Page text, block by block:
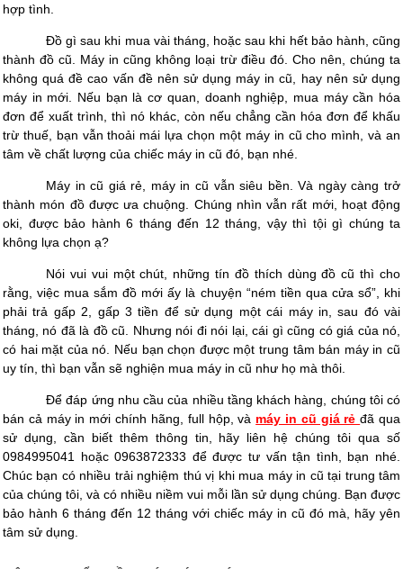
hợp tình.
Đồ gì sau khi mua vài tháng, hoặc sau khi hết bảo hành, cũng
thành đồ cũ. Máy in cũng không loại trừ điều đó. Cho nên, chúng ta
không quá đề cao vấn đề nên sử dụng máy in cũ, hay nên sử dụng
máy in mới. Nếu bạn là cơ quan, doanh nghiệp, mua máy cần hóa
đơn để xuất trình, thì nó khác, còn nếu chẳng cần hóa đơn để khấu
trừ thuế, bạn vẫn thoải mái lựa chọn một máy in cũ cho mình, và an
tâm về chất lượng của chiếc máy in cũ đó, bạn nhé.
Máy in cũ giá rẻ, máy in cũ vẫn siêu bền. Và ngày càng trở
thành món đồ được ưa chuộng. Chúng nhìn vẫn rất mới, hoạt động
oki, được bảo hành 6 tháng đến 12 tháng, vậy thì tội gì chúng ta
không lựa chọn ạ?
Nói vui vui một chút, những tín đồ thích dùng đồ cũ thì cho
rằng, việc mua sắm đồ mới ấy là chuyện “ném tiền qua cửa sổ”, khi
phải trả gấp 2, gấp 3 tiền để sử dụng một cái máy in, sau đó vài
tháng, nó đã là đồ cũ. Nhưng nói đi nói lại, cái gì cũng có giá của nó,
có hai mặt của nó. Nếu bạn chọn được một trung tâm bán máy in cũ
uy tín, thì bạn vẫn sẽ nghiện mua máy in cũ như họ mà thôi.
Để đáp ứng nhu cầu của nhiều tầng khách hàng, chúng tôi có
bán cả máy in mới chính hãng, full hộp, và máy in cũ giá rẻđã qua
sử dụng, cần biết thêm thông tin, hãy liên hệ chúng tôi qua số
0984995041 hoặc 0963872333 để được tư vấn tận tình, bạn nhé.
Chúc bạn có nhiều trải nghiệm thú vị khi mua máy in cũ tại trung tâm
của chúng tôi, và có nhiều niềm vui mỗi lần sử dụng chúng. Bạn được
bảo hành 6 tháng đến 12 tháng với chiếc máy in cũ đó mà, hãy yên
tâm sử dụng.